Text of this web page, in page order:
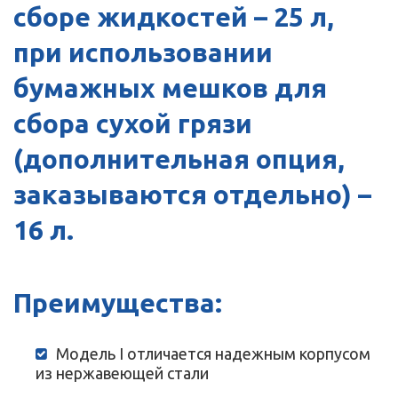
сборе жидкостей – 25 л,
при использовании
бумажных мешков для
сбора сухой грязи
(дополнительная опция,
заказываются отдельно) –
16 л.
Преимущества:
Модель I отличается надежным корпусом
из нержавеющей стали